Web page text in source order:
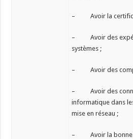
– Avoir la
– Avoir des
systèmes ;
– Avoir des
– Avoir des
informatique dans
mise en réseau ;
– Avoir la bonne